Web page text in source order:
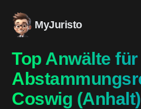
MyJuristo
Top Anwälte für
Coswig